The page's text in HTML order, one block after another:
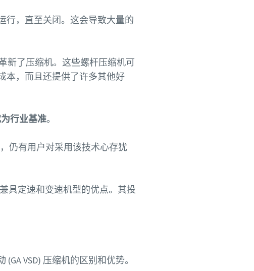
行，直至关闭。这会导致大量的
新了压缩机。这些螺杆压缩机可
本，而且还提供了许多其他好
行业基准。
仍有用户对采用该技术心存犹
具定速和变速机型的优点。其投
VSD) 压缩机的区别和优势。